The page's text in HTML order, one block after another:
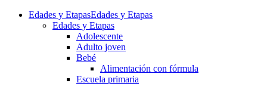
Edades y EtapasEdades y Etapas
Edades y Etapas
Adolescente
Adulto joven
Bebé
Alimentación con fórmula
Escuela primaria